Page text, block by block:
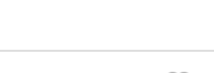
掛け】シープボア
け】シープボア ソ